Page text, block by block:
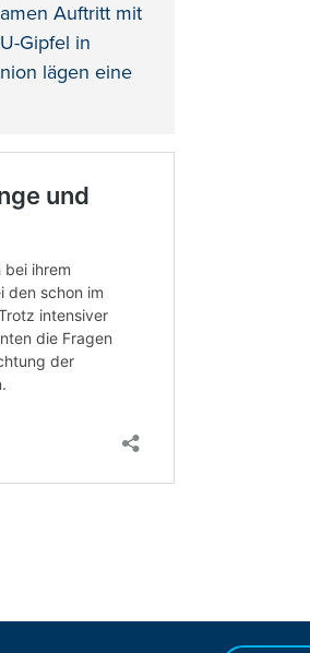
Auftritt mit
Gipfel in
lägen eine